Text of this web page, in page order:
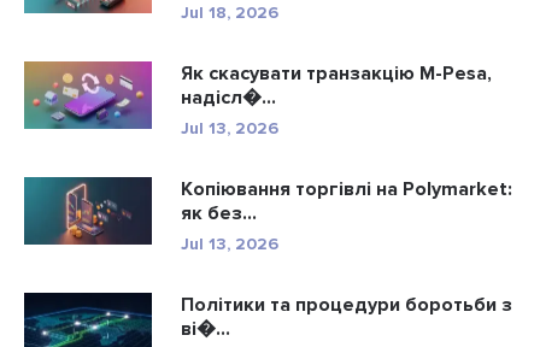
Jul 18, 2026
Як скасувати транзакцію M-Pesa,
надісл�...
Jul 13, 2026
Копіювання торгівлі на Polymarket:
як без...
Jul 13, 2026
Політики та процедури боротьби з
ві�...